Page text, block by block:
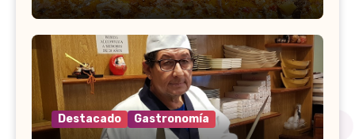
Destacado Gastronomía